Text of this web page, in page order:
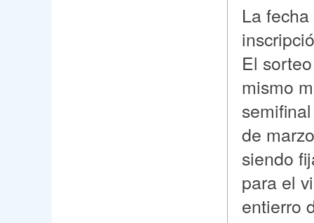
La
El
mismo
de
siendo
para el
entierro